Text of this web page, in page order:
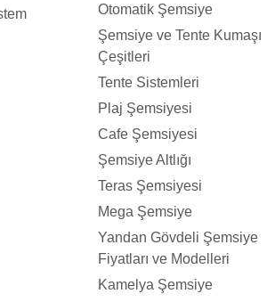
Otomatik Şemsiye
Şemsiye ve Tente Kumaşı
Çeşitleri
Tente Sistemleri
Plaj Şemsiyesi
Cafe Şemsiyesi
Şemsiye Altlığı
Teras Şemsiyesi
Mega Şemsiye
Yandan Gövdeli Şemsiye
Fiyatları ve Modelleri
Kamelya Şemsiye